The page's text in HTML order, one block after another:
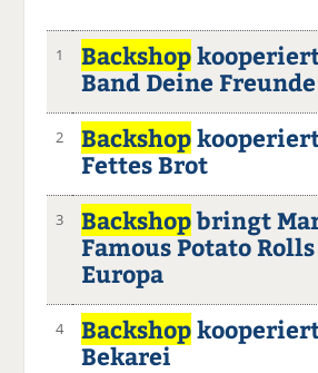
1 Backshop
Band Deine Freunde
2 Backshop
Fettes Brot
3 Backshopbringt
Famous Potato
Europa
4 Backshop
Bekarei